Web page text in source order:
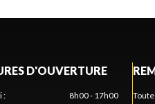
D'OUVERTURE
:
8h00 - 17h00